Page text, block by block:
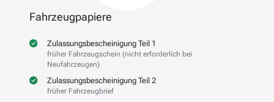
Fahrzeugpapiere
Zulassungsbescheinigung Teil 1
früher Fahrzeugschein (nicht erforderlich bei
Neufahrzeugen)
Zulassungsbescheinigung Teil 2
früher Fahrzeugbrief